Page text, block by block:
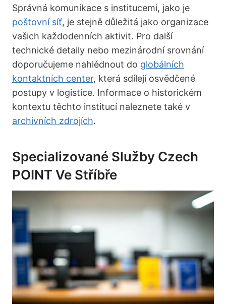
Správná komunikace s institucemi, jako je
poštovní síť, je stejně důležitá jako organizace
vašich každodenních aktivit. Pro další
technické detaily nebo mezinárodní srovnání
doporučujeme nahlédnout do globálních
kontaktních center, která sdílejí osvědčené
postupy v logistice. Informace o historickém
kontextu těchto institucí naleznete také v
archivních zdrojích.
Specializované Služby Czech
POINT Ve Stříbře